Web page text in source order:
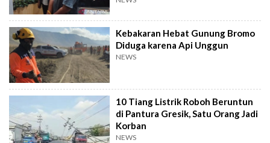
Kebakaran Hebat Gunung Bromo
Diduga karena Api Unggun
NEWS
10 Tiang Listrik Roboh Beruntun
di Pantura Gresik, Satu Orang Jadi
Korban
NEWS